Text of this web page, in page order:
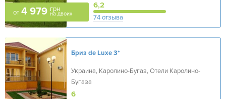
от 4 979 грн
на двоих
6,2
74 отзыва
Бриз de Luxe3*
Украина, Каролино-Бугаз, Отели Каролино-
Бугаза
6